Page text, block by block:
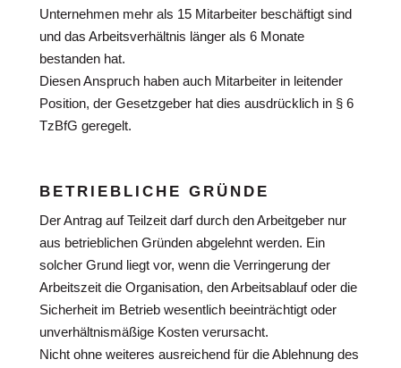
Unternehmen mehr als 15 Mitarbeiter beschäftigt sind
und das Arbeitsverhältnis länger als 6 Monate
bestanden hat.
Diesen Anspruch haben auch Mitarbeiter in leitender
Position, der Gesetzgeber hat dies ausdrücklich in § 6
TzBfG geregelt.
BETRIEBLICHE GRÜNDE
Der Antrag auf Teilzeit darf durch den Arbeitgeber nur
aus betrieblichen Gründen abgelehnt werden. Ein
solcher Grund liegt vor, wenn die Verringerung der
Arbeitszeit die Organisation, den Arbeitsablauf oder die
Sicherheit im Betrieb wesentlich beeinträchtigt oder
unverhältnismäßige Kosten verursacht.
Nicht ohne weiteres ausreichend für die Ablehnung des